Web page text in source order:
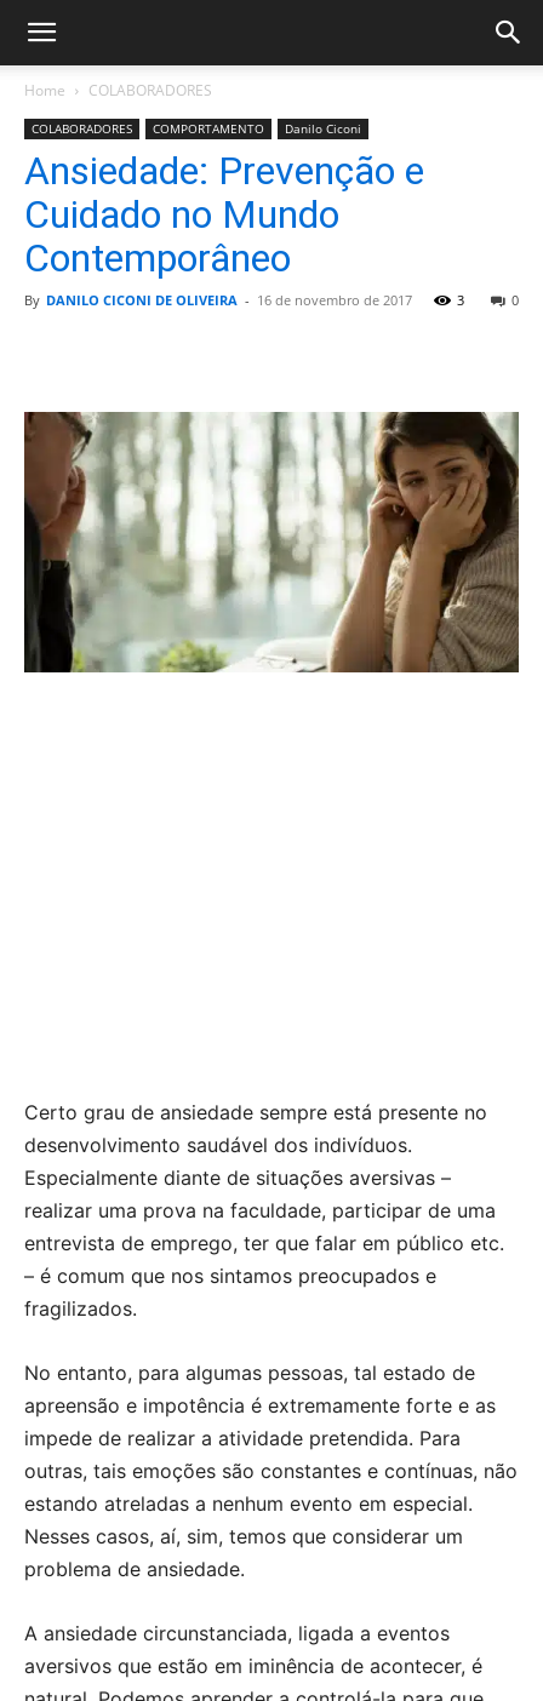
Home COLABORADORES
COLABORADORES COMPORTAMENTO Danilo Ciconi
Ansiedade: Prevenção e
Cuidado no Mundo
Contemporâneo
By DANILO CICONI DE OLIVEIRA - 16 de novembro de 2017 0
3
Certo grau de ansiedade sempre está presente no
desenvolvimento saudável dos indivíduos.
Especialmente diante de situações aversivas –
realizar uma prova na faculdade, participar de uma
entrevista de emprego, ter que falar em público etc.
– é comum que nos sintamos preocupados e
fragilizados.
No entanto, para algumas pessoas, tal estado de
apreensão e impotência é extremamente forte e as
impede de realizar a atividade pretendida. Para
outras, tais emoções são constantes e contínuas, não
estando atreladas a nenhum evento em especial.
Nesses casos, aí, sim, temos que considerar um
problema de ansiedade.
A ansiedade circunstanciada, ligada a eventos
aversivos que estão em iminência de acontecer, é